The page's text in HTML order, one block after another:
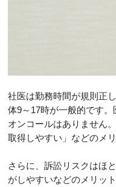
社医は勤務時間が規則正
体9～17時が一般的です
オンコールはありません
取得しやすい」などのメ
さらに、訴訟リスクはほ
がしやすいなどのメリッ